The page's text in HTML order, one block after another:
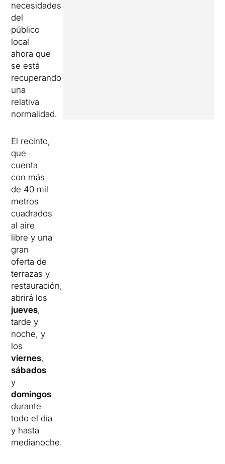
necesidades
del
público
local
ahora que
se está
recuperando
una
relativa
normalidad.
El recinto,
que
cuenta
con más
de 40 mil
metros
cuadrados
al aire
libre y una
gran
oferta de
terrazas y
restauración,
abrirá los
jueves,
tarde y
noche, y
los
viernes,
sábados
y
domingos
durante
todo el día
y hasta
medianoche.